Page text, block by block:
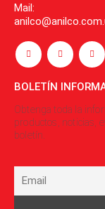
Mail:
BOLETÍN
Obtenga toda la
productos, noticias,
boletín.